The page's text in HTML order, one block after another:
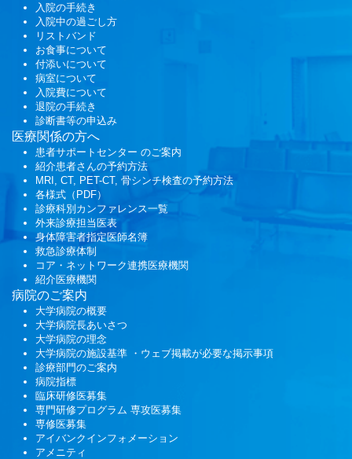
入院の手続き
入院中の過ごし方
リストバンド
お食事について
付添いについて
病室について
入院費について
退院の手続き
診断書等の申込み
医療関係の方へ
患者サポートセンター のご案内
紹介患者さんの予約方法
MRI, CT, PET-CT, 骨シンチ検査の予約方法
各様式（PDF）
診療科別カンファレンス一覧
外来診療担当医表
身体障害者指定医師名簿
救急診療体制
コア・ネットワーク連携医療機関
紹介医療機関
病院のご案内
大学病院の概要
大学病院長あいさつ
大学病院の理念
大学病院の施設基準 ・ウェブ掲載が必要な掲示事項
診療部門のご案内
病院指標
臨床研修医募集
専門研修プログラム 専攻医募集
専修医募集
アイバンクインフォメーション
アメニティ